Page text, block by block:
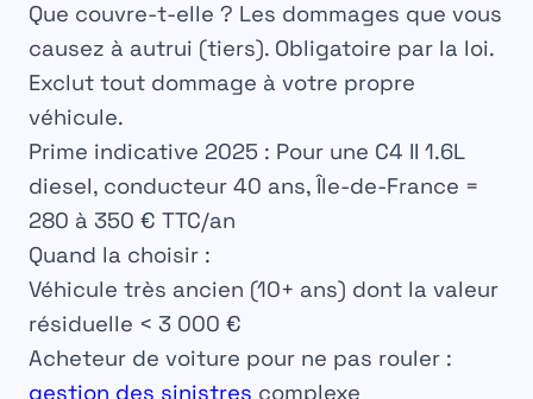
Que couvre-t-elle ? Les dommages que vous
causez à autrui (tiers). Obligatoire par la loi.
Exclut tout dommage à votre propre
véhicule.
Prime indicative 2025 : Pour une C4 II 1.6L
diesel, conducteur 40 ans, Île-de-France =
280 à 350 € TTC/an
Quand la choisir :
Véhicule très ancien (10+ ans) dont la valeur
résiduelle < 3 000 €
Acheteur de voiture pour ne pas rouler :
gestion des sinistres complexe